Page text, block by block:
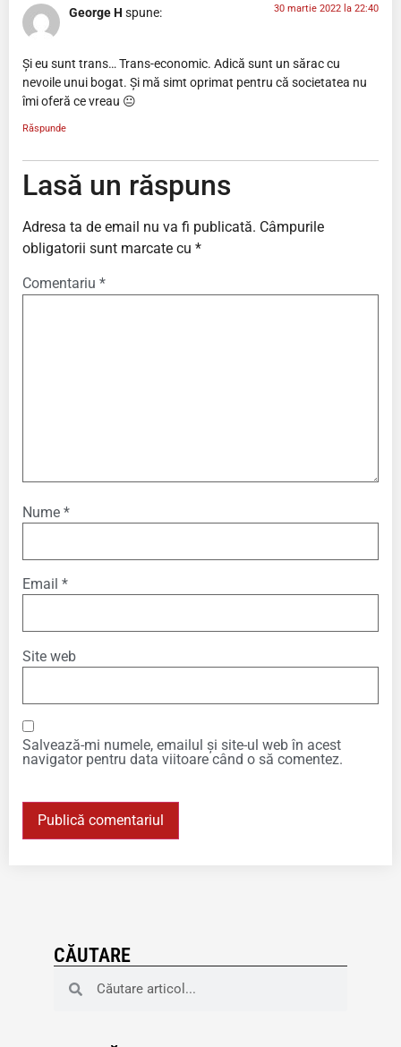
George H spune: 30 martie 2022 la 22:40
Și eu sunt trans… Trans-economic. Adică sunt un sărac cu
nevoile unui bogat. Și mă simt oprimat pentru că societatea nu
îmi oferă ce vreau 😐
Răspunde
Lasă un răspuns
Adresa ta de email nu va fi publicată. Câmpurile
obligatorii sunt marcate cu *
Comentariu *
Nume *
Email *
Site web
Salvează-mi numele, emailul și site-ul web în acest
navigator pentru data viitoare când o să comentez.
CĂUTARE